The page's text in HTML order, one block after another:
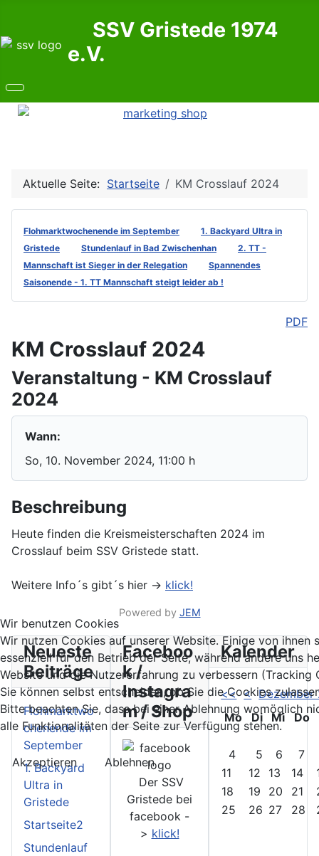
SSV Gristede 1974
e.V.
Aktuelle Seite: Startseite KM Crosslauf 2024
Flohmarktwochenende im September
1. Backyard Ultra in
Gristede
Stundenlauf in Bad Zwischenhan
2. TT -
Mannschaft ist Sieger in der Relegation
Spannendes
Saisonende - 1. TT Mannschaft steigt leider ab !
PDF
KM Crosslauf 2024
Veranstaltung - KM Crosslauf
2024
Wann:
So, 10. November 2024, 11:00 h
Beschreibung
Heute finden die Kreismeisterschaften 2024 im
Crosslauf beim SSV Gristede statt.
Weitere Info´s gibt´s hier -> klick!
Powered by JEM
Neueste
Beiträge
Flohmarktwo
chenende im
September
1. Backyard
Ultra in
Gristede
Startseite2
Stundenlauf
Faceboo
k /
Instagra
m / Shop
Der SSV
Gristede bei
facebook -
> klick!
Kalender
<< < Dezember
Mo Di Mi Do
4
5 6 7
11
12 13 14
18
19 20 21
25
26 27 28
Wir benutzen Cookies
Wir nutzen Cookies auf unserer Website. Einige von ihnen
essenziell für den Betrieb der Seite, während andere uns
Website und die Nutzererfahrung zu verbessern (Tracking
Sie können selbst entscheiden, ob Sie die Cookies
Bitte beachten Sie, dass bei einer Ablehnung womöglich
alle Funktionalitäten der Seite zur Verfügung stehen.
Akzeptieren Ablehnen